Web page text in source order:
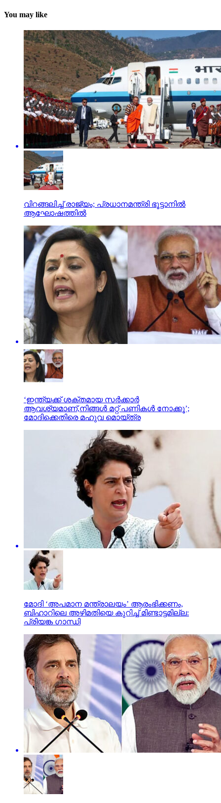
You may like
വിറങ്ങലിച്ച് രാജ്യം; പ്രധാനമന്ത്രി ഭൂട്ടാനില്‍
ആഘോഷത്തില്‍
‘ഇന്ത്യക്ക് ശക്തമായ സർക്കാർ
ആവശ്യമാണ്,നിങ്ങൾ മറ്റ് പണികൾ നോക്കൂ’;
മോദിക്കെതിരെ മഹുവ മൊയ്ത്ര
മോദി ‘അപമാന മന്ത്രാലയം’ ആരംഭിക്കണം,
ബിഹാറിലെ അഴിമതിയെ കുറിച്ച് മിണ്ടാട്ടമില്ല:
പ്രിയങ്ക ഗാന്ധി